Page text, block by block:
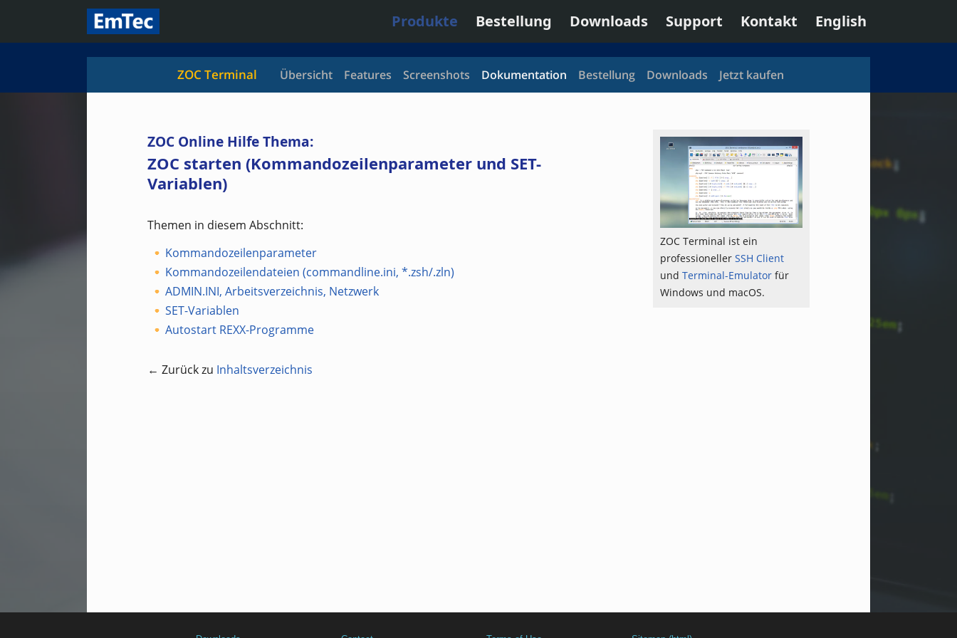
Produkte Bestellung Downloads Support Kontakt English
ZOC Terminal Übersicht Features Screenshots Dokumentation Bestellung Downloads Jetzt kaufen
ZOC Terminal ist ein
professioneller SSH Client
und Terminal-Emulator für
Windows und macOS.
ZOC Online Hilfe Thema:
ZOC starten (Kommandozeilenparameter und SET-
Variablen)
Themen in diesem Abschnitt:
Kommandozeilenparameter
Kommandozeilendateien (commandline.ini, *.zsh/.zln)
ADMIN.INI, Arbeitsverzeichnis, Netzwerk
SET-Variablen
Autostart REXX-Programme
← Zurück zu Inhaltsverzeichnis